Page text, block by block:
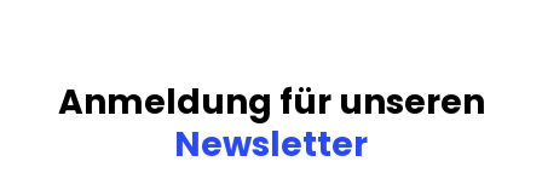
Anmeldung für unseren
Newsletter